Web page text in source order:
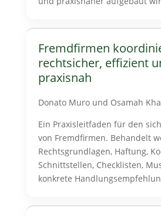
Fremdfirmen
rechtsicher, effizient
praxisnah
Donato Muro und Osamah
Ein Praxisleitfaden für den
von Fremdfirmen. Behandelt
Rechtsgrundlagen, Haftung,
Schnittstellen, Checklisten,
konkrete